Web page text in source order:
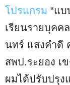
โปรแกรม “แ
เรียนรายบุคค
นทร์ แสงคำดี
สพป.ระยอง เ
ผมได้ปรับปรุง